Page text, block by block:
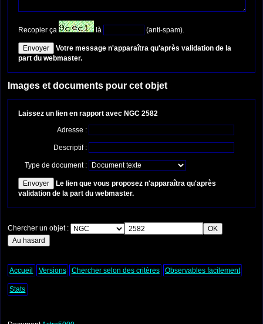
Recopier ça là (anti-spam).
Votre message n'apparaîtra qu'après validation de la
part du webmaster.
Images et documents pour cet objet
Laissez un lien en rapport avec NGC 2582
Adresse :
Descriptif :
Type de document :
Le lien que vous proposez n'apparaîtra qu'après
validation de la part du webmaster.
Chercher un objet :
Accueil Versions Chercher selon des critères Observables facilement
Stats